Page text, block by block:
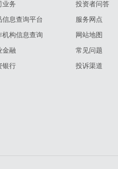
业务
信息查询平台
机构信息查询
金融
银行
投资者问答
服务网点
网站地图
常见问题
投诉渠道